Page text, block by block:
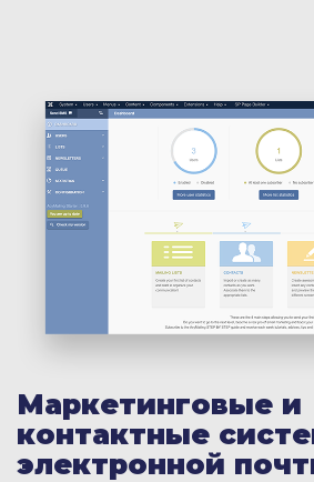
Маркетинговые и
контактные
электронной